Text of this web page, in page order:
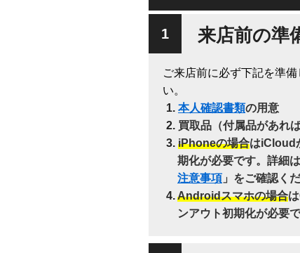
来店前の準
ご来店前に必ず下記を準
い。
本人確認書類の用意
買取品（付属品があれば
iPhoneの場合はiCloud
期化が必要です。詳細は
注意事項 」をご確認く
Androidスマホの場合
ンアウト初期化が必要